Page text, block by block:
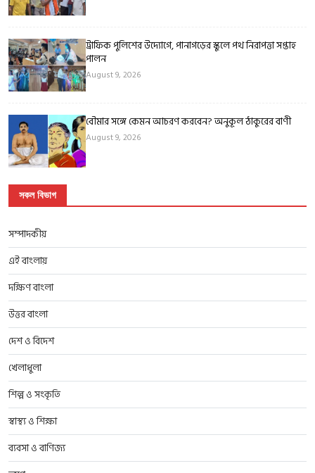
ট্রাফিক পুলিশের উদ্যোগে, পানাগড়ের স্কুলে পথ নিরাপত্তা সপ্তাহ
পালন
August 9, 2026
বৌমার সঙ্গে কেমন আচরণ করবেন? অনুকূল ঠাকুরের বাণী
August 9, 2026
সকল বিভাগ
সম্পাদকীয়
এই বাংলায়
দক্ষিণ বাংলা
উত্তর বাংলা
দেশ ও বিদেশ
খেলাধুলা
শিল্প ও সংকৃতি
স্বাস্থ্য ও শিক্ষা
ব্যবসা ও বাণিজ্য